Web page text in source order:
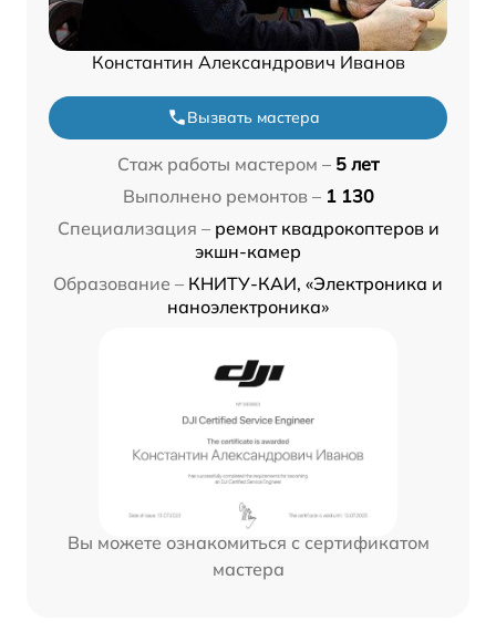
Константин Александрович Иванов
Вызвать мастера
Стаж работы мастером – 5 лет
Выполнено ремонтов – 1 130
Специализация – ремонт квадрокоптеров и
экшн-камер
Образование – КНИТУ-КАИ, «Электроника и
наноэлектроника»
Вы можете ознакомиться с сертификатом
мастера